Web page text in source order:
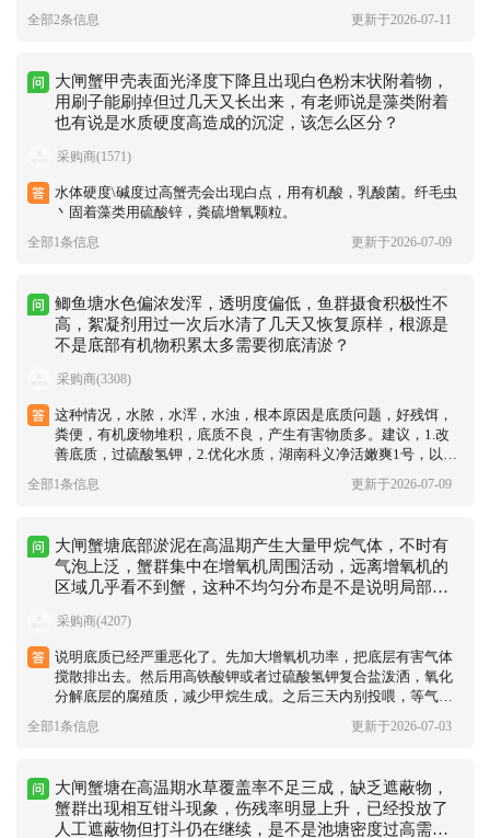
担 。
全部2条信息 更新于2026-07-11
大闸蟹甲壳表面光泽度下降且出现白色粉末状附着物，
用刷子能刷掉但过几天又长出来，有老师说是藻类附着
也有说是水质硬度高造成的沉淀，该怎么区分？
采购商(1571)
水体硬度\碱度过高蟹壳会出现白点，用有机酸，乳酸菌。纤毛虫
丶固着藻类用硫酸锌，粪硫增氧颗粒。
全部1条信息 更新于2026-07-09
鲫鱼塘水色偏浓发浑，透明度偏低，鱼群摄食积极性不
高，絮凝剂用过一次后水清了几天又恢复原样，根源是
不是底部有机物积累太多需要彻底清淤？
采购商(3308)
这种情况，水脓，水浑，水浊，根本原因是底质问题，好残饵，
粪便，有机废物堆积，底质不良，产生有害物质多。建议，1.改
善底质，过硫酸氢钾，2.优化水质，湖南科义净活嫩爽1号，以
上，仅供参考。
全部1条信息 更新于2026-07-09
大闸蟹塘底部淤泥在高温期产生大量甲烷气体，不时有
气泡上泛，蟹群集中在增氧机周围活动，远离增氧机的
区域几乎看不到蟹，这种不均匀分布是不是说明局部底
采购商(4207)
说明底质已经严重恶化了。先加大增氧机功率，把底层有害气体
搅散排出去。然后用高铁酸钾或者过硫酸氢钾复合盐泼洒，氧化
分解底层的腐殖质，减少甲烷生成。之后三天内别投喂，等气体
冒得少了，再补点EM菌和芽孢杆菌，慢慢改善底质。
全部1条信息 更新于2026-07-03
大闸蟹塘在高温期水草覆盖率不足三成，缺乏遮蔽物，
蟹群出现相互钳斗现象，伤残率明显上升，已经投放了
人工遮蔽物但打斗仍在继续，是不是池塘密度过高需要